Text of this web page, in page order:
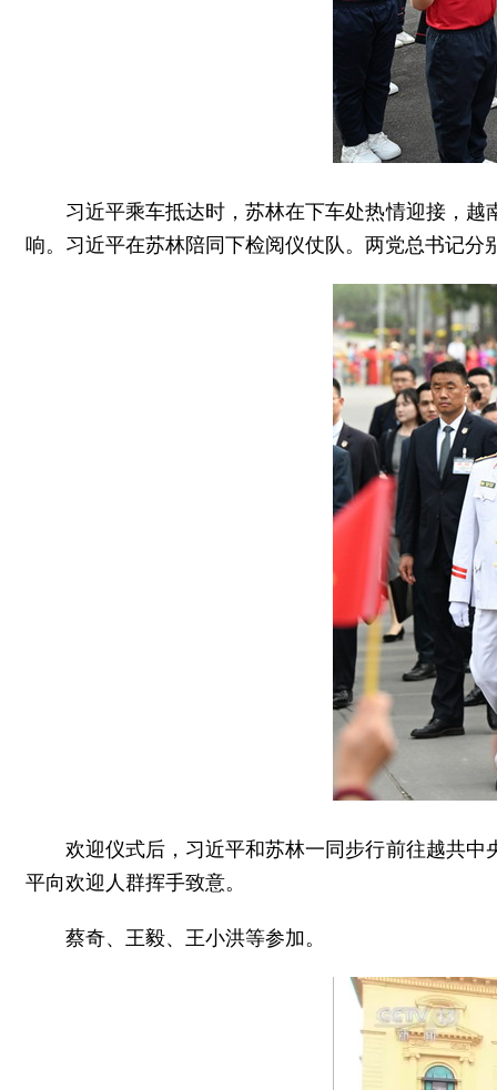
习近平乘车抵达时，苏林在下车处热情迎接，
响。习近平在苏林陪同下检阅仪仗队。两党总书记
欢迎仪式后，习近平和苏林一同步行前往越共
平向欢迎人群挥手致意。
蔡奇、王毅、王小洪等参加。